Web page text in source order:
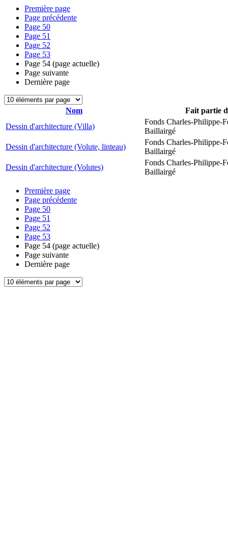
Première page
Page précédente
Page 50
Page 51
Page 52
Page 53
Page 54 (page actuelle)
Page suivante
Dernière page
Nom
Fait partie
Dessin d'architecture (Villa)
Fonds Charles-Philippe-
Baillairgé
Dessin d'architecture (Volute, linteau)
Fonds Charles-Philippe-
Baillairgé
Dessin d'architecture (Volutes)
Fonds Charles-Philippe-
Baillairgé
Première page
Page précédente
Page 50
Page 51
Page 52
Page 53
Page 54 (page actuelle)
Page suivante
Dernière page